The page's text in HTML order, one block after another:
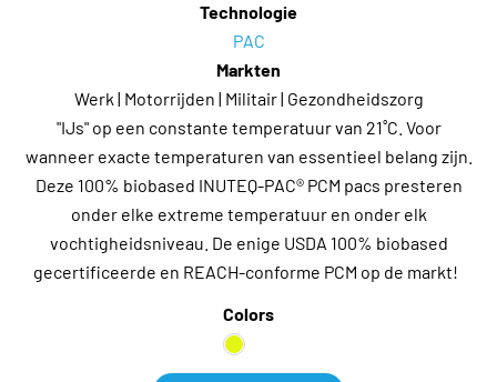
Technologie
PAC
Markten
Werk | Motorrijden | Militair | Gezondheidszorg
"IJs" op een constante temperatuur van 21˚C. Voor
wanneer exacte temperaturen van essentieel belang zijn.
Deze 100% biobased INUTEQ-PAC® PCM pacs presteren
onder elke extreme temperatuur en onder elk
vochtigheidsniveau. De enige USDA 100% biobased
gecertificeerde en REACH-conforme PCM op de markt!
Colors